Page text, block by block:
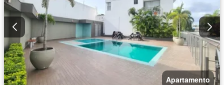
Apartamento